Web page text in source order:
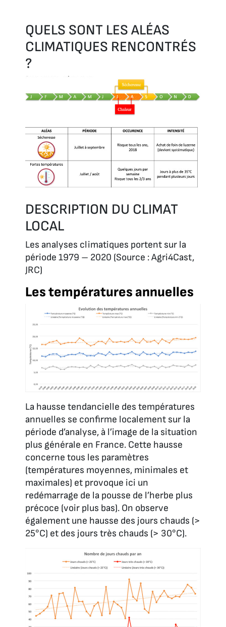
QUELS SONT LES ALÉAS
CLIMATIQUES RENCONTRÉS
?
DESCRIPTION DU CLIMAT
LOCAL
Les analyses climatiques portent sur la
période 1979 – 2020 (Source : Agri4Cast,
JRC)
Les températures annuelles
La hausse tendancielle des températures
annuelles se confirme localement sur la
période d’analyse, à l’image de la situation
plus générale en France. Cette hausse
concerne tous les paramètres
(températures moyennes, minimales et
maximales) et provoque ici un
redémarrage de la pousse de l’herbe plus
précoce (voir plus bas). On observe
également une hausse des jours chauds (>
25°C) et des jours très chauds (> 30°C).